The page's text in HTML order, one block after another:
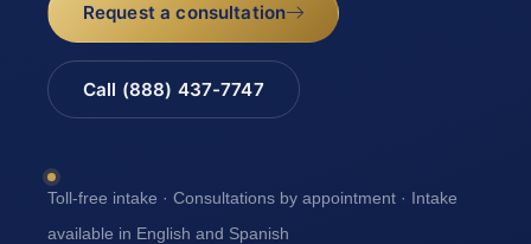
Request a consultation
Call (888) 437-7747
Toll-free intake · Consultations by appointment · Intake
available in English and Spanish